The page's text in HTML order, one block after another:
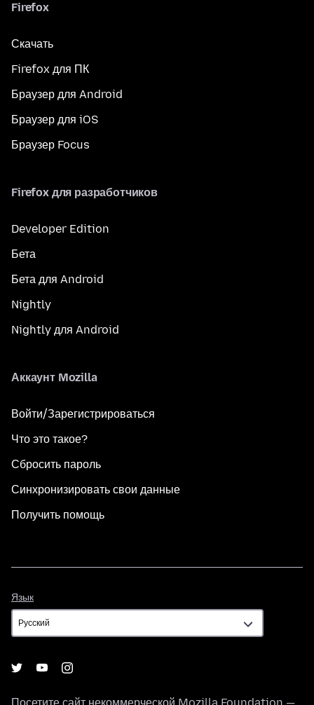
Firefox
Скачать
Firefox для ПК
Браузер для Android
Браузер для iOS
Браузер Focus
Firefox для разработчиков
Developer Edition
Бета
Бета для Android
Nightly
Nightly для Android
Аккаунт Mozilla
Войти/Зарегистрироваться
Что это такое?
Сбросить пароль
Синхронизировать свои данные
Получить помощь
Язык